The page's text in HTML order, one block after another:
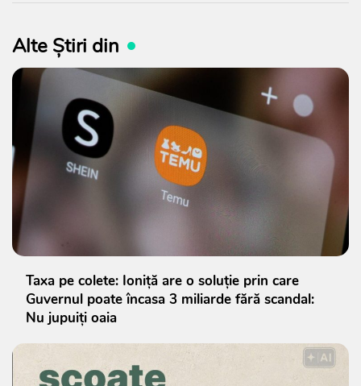
Alte Știri din
Taxa pe colete: Ioniță are o soluție prin care
Guvernul poate încasa 3 miliarde fără scandal:
Nu jupuiți oaia